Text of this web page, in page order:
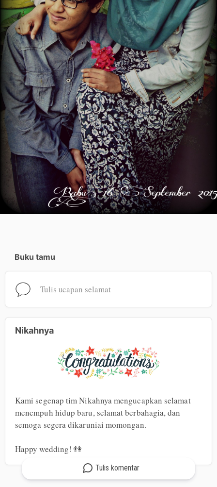
Tulis komentar
Buku tamu
Tulis ucapan selamat
Nikahnya
Kami segenap tim Nikahnya mengucapkan selamat
menempuh hidup baru, selamat berbahagia, dan
semoga segera dikaruniai momongan.
Happy wedding! 👫